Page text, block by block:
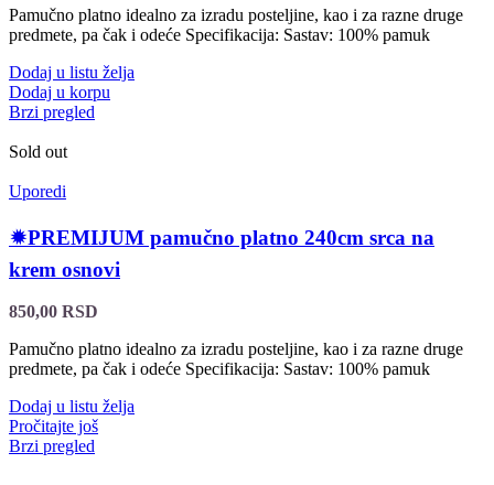
Pamučno platno idealno za izradu posteljine, kao i za razne druge
predmete, pa čak i odeće Specifikacija: Sastav: 100% pamuk
Dodaj u listu želja
Dodaj u korpu
Brzi pregled
Sold out
Uporedi
🟒PREMIJUM pamučno platno 240cm srca na
krem osnovi
850,00 RSD
Pamučno platno idealno za izradu posteljine, kao i za razne druge
predmete, pa čak i odeće Specifikacija: Sastav: 100% pamuk
Dodaj u listu želja
Pročitajte još
Brzi pregled